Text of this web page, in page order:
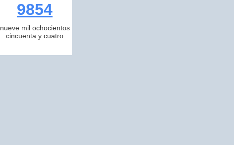
9854
nueve mil ochocientos
cincuenta y cuatro